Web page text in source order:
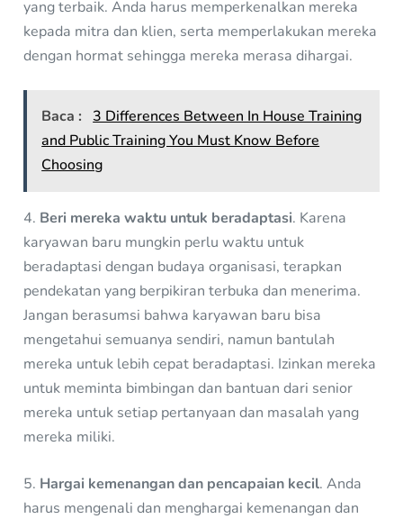
yang terbaik. Anda harus memperkenalkan mereka
kepada mitra dan klien, serta memperlakukan mereka
dengan hormat sehingga mereka merasa dihargai.
Baca :
3 Differences Between In House Training
and Public Training You Must Know Before
Choosing
4. Beri mereka waktu untuk beradaptasi. Karena
karyawan baru mungkin perlu waktu untuk
beradaptasi dengan budaya organisasi, terapkan
pendekatan yang berpikiran terbuka dan menerima.
Jangan berasumsi bahwa karyawan baru bisa
mengetahui semuanya sendiri, namun bantulah
mereka untuk lebih cepat beradaptasi. Izinkan mereka
untuk meminta bimbingan dan bantuan dari senior
mereka untuk setiap pertanyaan dan masalah yang
mereka miliki.
5. Hargai kemenangan dan pencapaian kecil. Anda
harus mengenali dan menghargai kemenangan dan